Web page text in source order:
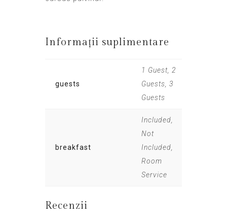
Informații suplimentare
guests
1 Guest, 2
Guests, 3
Guests
breakfast
Included,
Not
Included,
Room
Service
Recenzii